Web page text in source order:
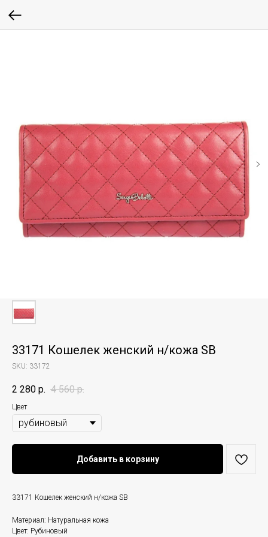
33171 Кошелек женский н/кожа SB
SKU: 33172
2 280 р. 4 560 р.
Цвет
Добавить в корзину
33171 Кошелек женский н/кожа SB
Материал: Натуральная кожа
Цвет: Рубиновый